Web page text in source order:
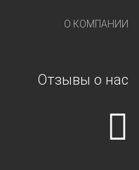
О КОМПАНИИ
Отзывы о нас